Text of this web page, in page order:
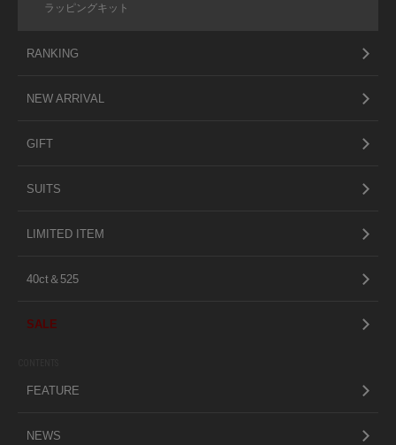
ラッピングキット
RANKING
NEW ARRIVAL
GIFT
SUITS
LIMITED ITEM
40ct＆525
SALE
FEATURE
NEWS